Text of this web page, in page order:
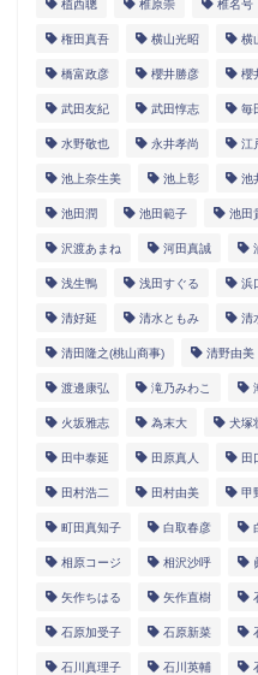
植西聰 椎原崇 椎名号
権田真吾 横山光昭 横
橋富政彦 櫻井勝彦 櫻
武田友紀 武田惇志 毎
水野敬也 永井孝尚 江
池上奈生美 池上彰 池
池田潤 池田範子 池田
沢渡あまね 河田真誠
浅生鴨 浅田すぐる 浜
清好延 清水ともみ 清
清田隆之(桃山商事) 清野由美
渡邊康弘 滝乃みわこ
火坂雅志 為末大 犬塚
田中泰延 田原真人 田
田村浩二 田村由美 甲
町田真知子 白取春彦
相原コージ 相沢沙呼
矢作ちはる 矢作直樹
石原加受子 石原新菜
石川真理子 石川英輔